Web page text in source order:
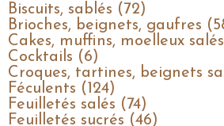
Biscuits, sablés (72)
Brioches, beignets, gaufres
Cakes, muffins, moelleux
Cocktails (6)
Croques, tartines, beignets
Féculents (124)
Feuilletés salés (74)
Feuilletés sucrés (46)